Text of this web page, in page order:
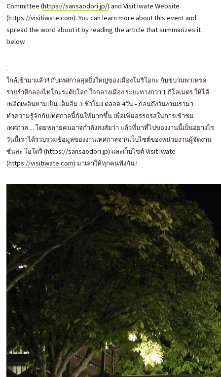
Committee (https://sansaodori.jp/) and Visit Iwate Website
(https://visitiwate.com). You can learn more about this event and
spread the word about it by reading the article that summarizes it
below.
.
ใกล้เข้ามาแล้ว!! กับเทศกาลสุดยิ่งใหญ่ของเมืองโมริโอกะ กับขบวนพาเหรด
ร่ายรำตีกลองไทโกะระดับโลก ใจกลางเมือง ระยะทางกว่า 1 กิโลเมตร ให้ได้
เพลิดเพลินยามเย็น เต็มอิ่ม 3 ชั่วโมง ตลอด 4วัน - ก่อนถึงวันงานเรามา
ทำความรู้จักกับเทศกาลนี้กันให้มากขึ้น เพื่อเพิ่มอรรถรสในการเข้าชม
เทศกาล ... โดยหลายคนอาจกำลังสงสัยว่า แล้วที่มาที่ไปของงานนี้เป็นอย่างไร
วันนี้เราได้รวบรวมข้อมูลของงานเทศกาลจากเว็บไซต์ของหน่วยงานผู้จัดงาน
ซันสะ โอโดริ (https://sansaodori.jp) และเว็บไซต์ Visit Iwate
(https://visitiwate.com) มาเล่าให้ทุกคนฟังกัน !